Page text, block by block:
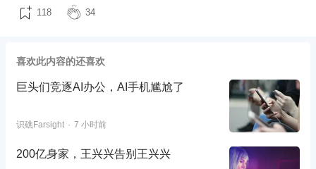
118 34
喜欢此内容的还喜欢
巨头们竞逐AI办公，AI手机尴尬了
识礁Farsight 7 小时前
200亿身家，王兴兴告别王兴兴